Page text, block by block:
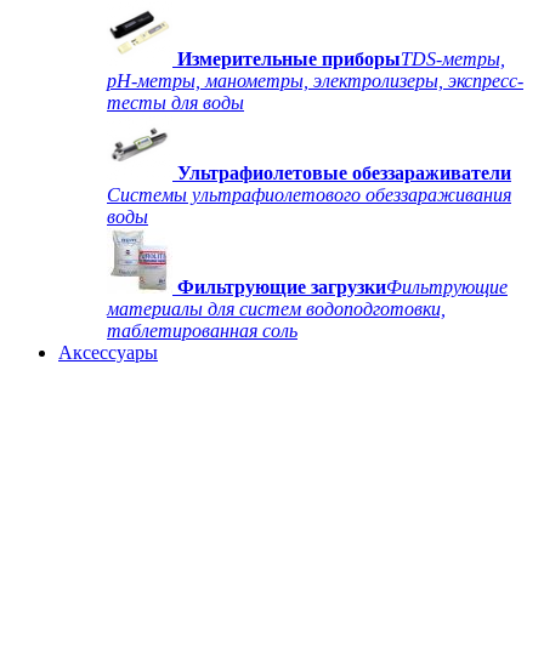
Измерительные приборыTDS-метры,
рН-метры, манометры, электролизеры, экспресс-
тесты для воды
Ультрафиолетовые обеззараживатели
Системы ультрафиолетового обеззараживания
воды
Фильтрующие загрузкиФильтрующие
материалы для систем водоподготовки,
таблетированная соль
Аксессуары